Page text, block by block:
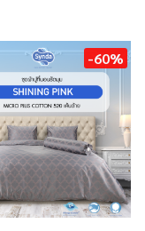
-60%